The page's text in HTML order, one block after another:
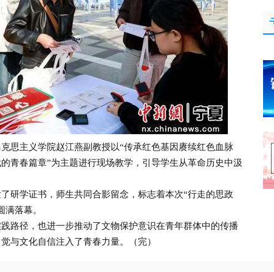
主义学院赵江燕副教授以“传承红色基因赓续红色血脉
春篇章”为主题进行现场教学，引导学生从革命历史中汲
学证书，师生共同合影留念，标志着本次“行走的思政
落幕。
径，也进一步推动了文物保护意识在青年群体中的传播
与文化自信注入了青春力量。（完）